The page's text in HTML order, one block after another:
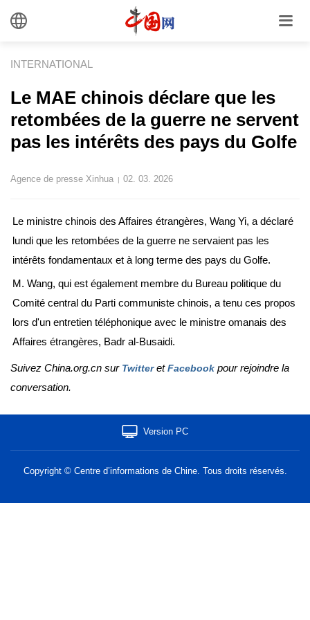
INTERNATIONAL
Le MAE chinois déclare que les
retombées de la guerre ne servent
pas les intérêts des pays du Golfe
Agence de presse Xinhua | 02. 03. 2026
Le ministre chinois des Affaires étrangères, Wang Yi, a déclaré
lundi que les retombées de la guerre ne servaient pas les
intérêts fondamentaux et à long terme des pays du Golfe.
M. Wang, qui est également membre du Bureau politique du
Comité central du Parti communiste chinois, a tenu ces propos
lors d'un entretien téléphonique avec le ministre omanais des
Affaires étrangères, Badr al-Busaidi.
Suivez China.org.cn sur Twitter etFacebook pour rejoindre la
conversation.
Version PC
Copyright © Centre d’informations de Chine. Tous droits réservés.